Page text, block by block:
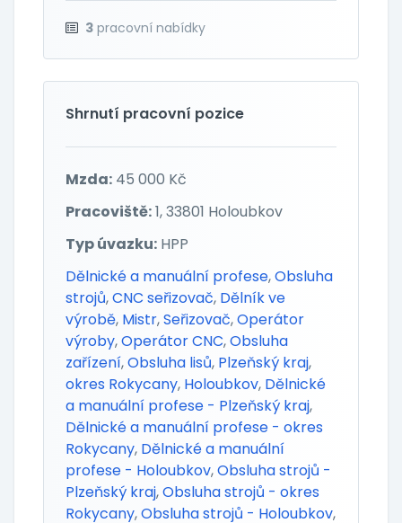
3 pracovní nabídky
Shrnutí pracovní pozice
Mzda: 45 000 Kč
Pracoviště:1, 33801 Holoubkov
Typ úvazku: HPP
Dělnické a manuální profese,Obsluha
strojů,CNC seřizovač, Dělník ve
výrobě, Mistr,Seřizovač,Operátor
výroby,Operátor CNC,Obsluha
zařízení,Obsluha lisů, Plzeňský kraj,
okres Rokycany, Holoubkov, Dělnické
a manuální profese - Plzeňský kraj,
Dělnické a manuální profese - okres
Rokycany, Dělnické a manuální
profese - Holoubkov,Obsluha strojů -
Plzeňský kraj,Obsluha strojů - okres
Rokycany,Obsluha strojů - Holoubkov,